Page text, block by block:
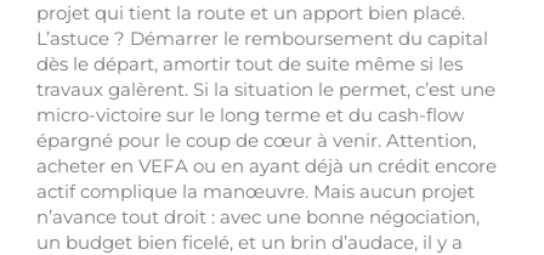
projet qui tient la route et un apport bien placé.
L’astuce ? Démarrer le remboursement du capital
dès le départ, amortir tout de suite même si les
travaux galèrent. Si la situation le permet, c’est une
micro-victoire sur le long terme et du cash-flow
épargné pour le coup de cœur à venir. Attention,
acheter en VEFA ou en ayant déjà un crédit encore
actif complique la manœuvre. Mais aucun projet
n’avance tout droit : avec une bonne négociation,
un budget bien ficelé, et un brin d’audace, il y a